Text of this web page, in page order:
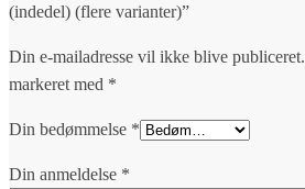
(indedel) (flere varianter)”
Din e-mailadresse vil ikke blive publiceret.
markeret med *
Din bedømmelse *
Din anmeldelse *